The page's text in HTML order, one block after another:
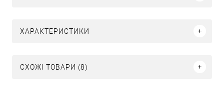
ХАРАКТЕРИСТИКИ
СХОЖІ ТОВАРИ (8)